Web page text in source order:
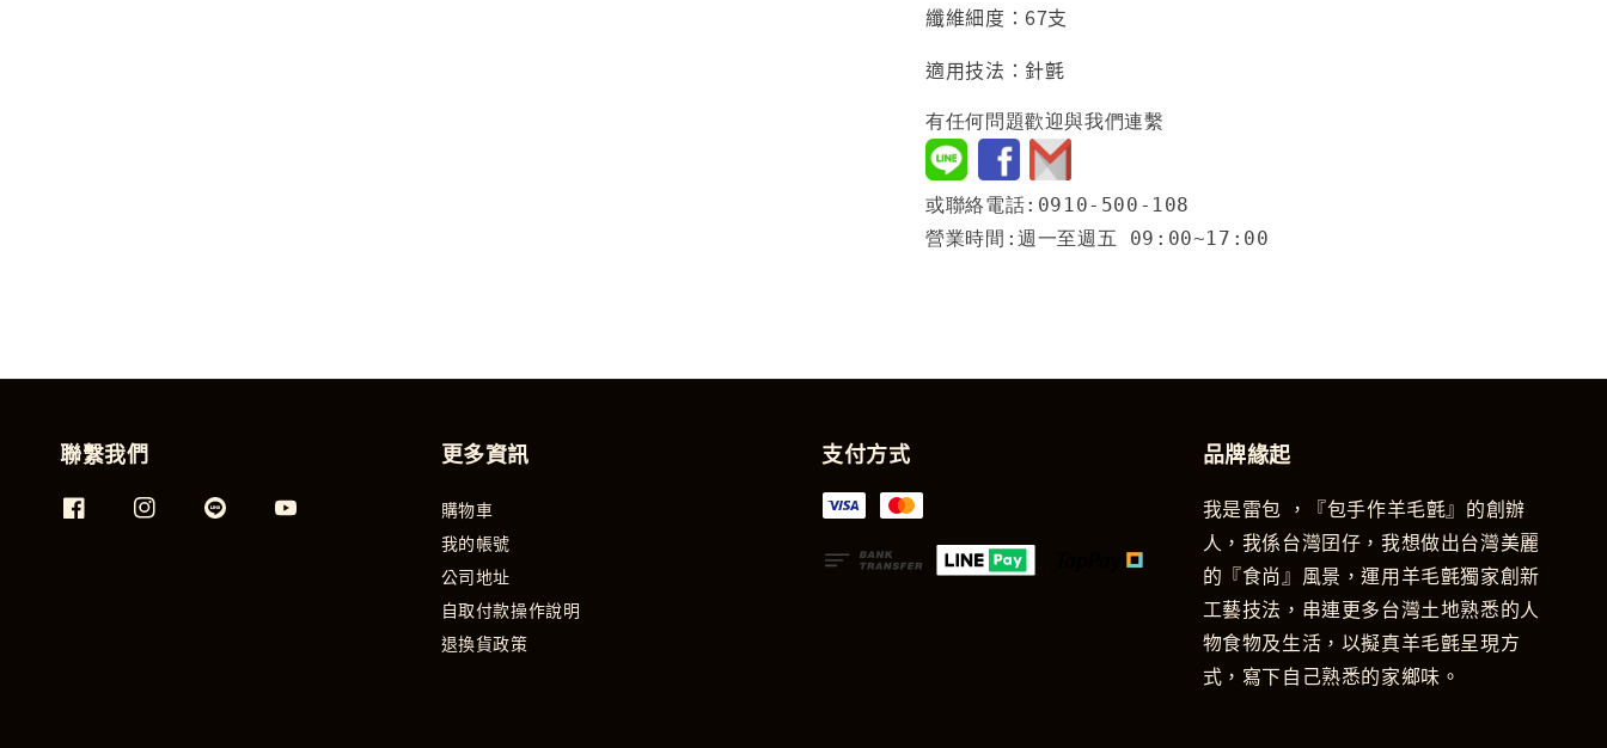
纖維細度：67支
適用技法：針氈
有任何問題歡迎與我們連繫
或聯絡電話:0910-500-108
營業時間:週一至週五 09:00~17:00
聯繫我們 更多資訊
購物車
我的帳號
公司地址
自取付款操作說明
退換貨政策
支付方式 品牌緣起
我是雷包 ，『包手作羊毛氈』的創辦
人，我係台灣囝仔，我想做出台灣美麗
的『食尚』風景，運用羊毛氈獨家創新
工藝技法，串連更多台灣土地熟悉的人
物食物及生活，以擬真羊毛氈呈現方
式，寫下自己熟悉的家鄉味。